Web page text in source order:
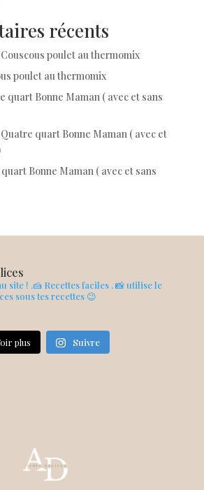
récents
Couscous poulet au thermomix
poulet au thermomix
quart Bonne Maman ( avec et sans
Quatre quart Bonne Maman ( avec et
Bonne Maman ( avec et sans
site ! .🍰 Recettes faciles . 📸 utilise le
sous tes recettes 😉
plus Suivre